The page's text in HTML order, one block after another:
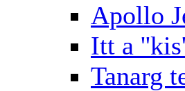
Apollo
Itt a
Tanarg